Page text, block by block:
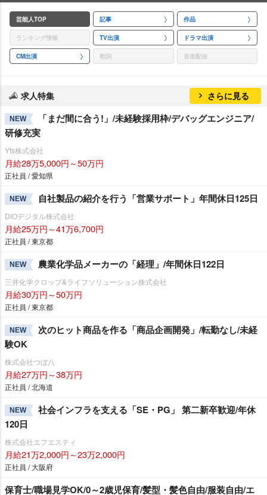
芸能人TOP 記事 作品
ランキング情報 TV出演 ドラマ出演
CM出演 歌詞 音楽配信
求人特集 さらに見る
NEW
「まだ間に合う!」/未経験採用枠/デバッグエンジニア/
研修充実
Yts株式会社
月給28万5,000円～50万円
正社員 / 愛知県
NEW 自社製品の紹介を行う「営業サポート」年間休日125日
DIOデジタル株式会社
月給25万円～41万6,700円
正社員 / 東京都
NEW 農業化学品メーカーの「経理」/年間休日122日
三井化学クロップ&ライフソリューション株式会社
月給30万円～50万円
正社員 / 東京都
NEW
次のヒット商品を作る「商品企画開発」/転勤なし/未経
験OK
株式会社つぼ八
月給27万円～38万円
正社員 / 北海道
NEW
社会インフラを支える「SE・PG」 第二新卒歓迎/年休
120日
株式会社エフエスティ
月給21万2,000円～23万2,000円
正社員 / 大阪府
保育士/職場見学OK/0～2歳児保育/髪型・髪色自由/服装自由/エ